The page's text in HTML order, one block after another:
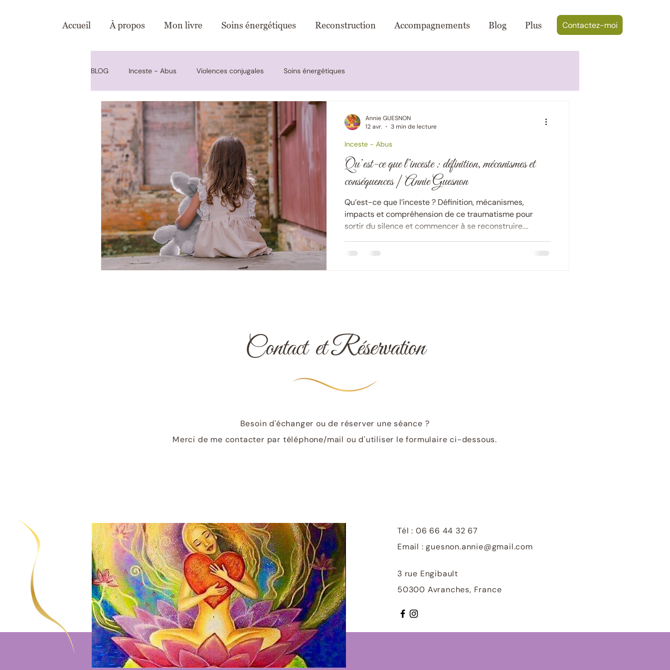
Accueil À propos Mon livre Soins énergétiques Reconstruction Accompagnements Blog Plus Contactez-moi
BLOG Inceste - Abus Violences conjugales Soins énergétiques
Qu’est-ce que l’inceste : définition, mécanismes et
conséquences | Annie Guesnon
Qu’est-ce que l’inceste ? Définition, mécanismes,
impacts et compréhension de ce traumatisme pour
sortir du silence et commencer à se reconstruire.
commise par un membre de la famille ou une personne
conséquences profondes sur le corps, les émotions et
Inceste - Abus
Annie GUESNON
12 avr.
3 min de lecture
Contact et Réservation
Besoin d'échanger ou de réserver une séance ?
Merci de me contacter par téléphone/mail ou d'utiliser le formulaire ci-dessous.
Tél : 06 66 44 32 67
Email :guesnon.annie@gmail.com
3 rue Engibault
50300 Avranches, France